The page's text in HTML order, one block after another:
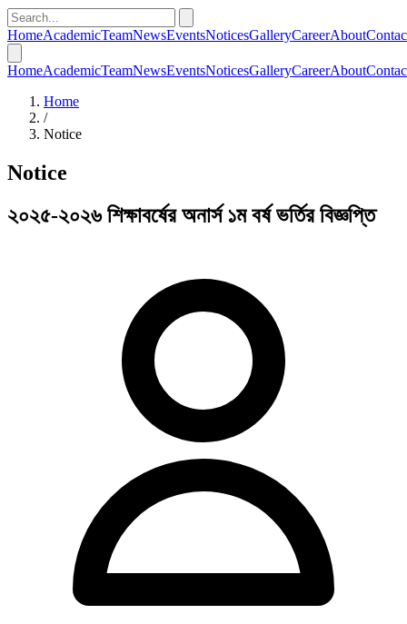
HomeAcademicTeamNewsEventsNoticesGalleryCareerAbout
HomeAcademicTeamNewsEventsNoticesGalleryCareerAbout
Home
/
Notice
Notice
২০২৫-২০২৬ শিক্ষাবর্ষের অনার্স ১ম বর্ষ ভর্তির বিজ্ঞপ্তি